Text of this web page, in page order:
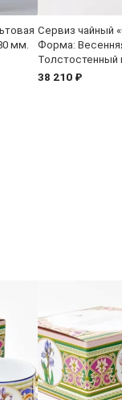
мм.
Сервиз чайный
Форма:
Толстостенный
38 210 ₽